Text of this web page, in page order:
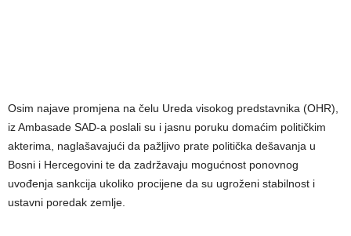
Osim najave promjena na čelu Ureda visokog predstavnika (OHR),
iz Ambasade SAD-a poslali su i jasnu poruku domaćim političkim
akterima, naglašavajući da pažljivo prate politička dešavanja u
Bosni i Hercegovini te da zadržavaju mogućnost ponovnog
uvođenja sankcija ukoliko procijene da su ugroženi stabilnost i
ustavni poredak zemlje.